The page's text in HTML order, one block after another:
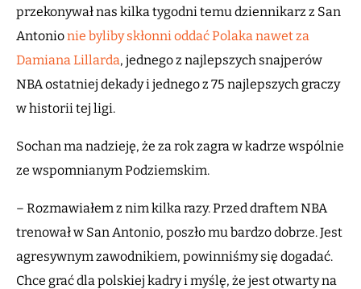
przekonywał nas kilka tygodni temu dziennikarz z San
Antonionie byliby skłonni oddać Polaka nawet za
Damiana Lillarda, jednego z najlepszych snajperów
NBA ostatniej dekady i jednego z 75 najlepszych graczy
w historii tej ligi.
Sochan ma nadzieję, że za rok zagra w kadrze wspólnie
ze wspomnianym Podziemskim.
– Rozmawiałem z nim kilka razy. Przed draftem NBA
trenował w San Antonio, poszło mu bardzo dobrze. Jest
agresywnym zawodnikiem, powinniśmy się dogadać.
Chce grać dla polskiej kadry i myślę, że jest otwarty na